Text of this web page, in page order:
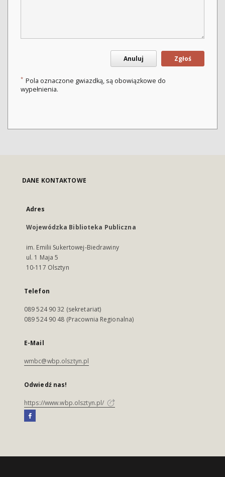
Anuluj Zgłoś
* Pola oznaczone gwiazdką, są obowiązkowe do
wypełnienia.
DANE KONTAKTOWE
Adres
Wojewódzka Biblioteka Publiczna
im. Emilii Sukertowej-Biedrawiny
ul. 1 Maja 5
10-117 Olsztyn
Telefon
089 524 90 32 (sekretariat)
089 524 90 48 (Pracownia Regionalna)
E-Mail
wmbc@wbp.olsztyn.pl
Odwiedź nas!
https://www.wbp.olsztyn.pl/